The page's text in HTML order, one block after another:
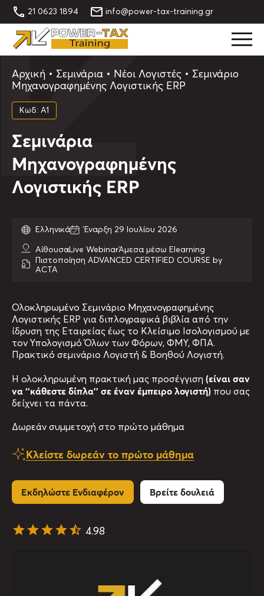
21 0623 1894 info@power-tax-training.gr
Αρχική • Σεμινάρια • Νέοι Λογιστές • Σεμινάριο
Μηχανογραφημένης Λογιστικής ERP
Κωδ: Α1
Σεμινάρια
Μηχανογραφημένης
Λογιστικής ERP
Ελληνικά Έναρξη 29 Ιουλίου 2026
ΑίθουσαLive WebinarΆμεσα μέσω Elearning
Πιστοποίηση ADVANCED CERTIFIED COURSE by
ACTA
Ολοκληρωμένο Σεμινάριο Μηχανογραφημένης
Λογιστικής ERP για διπλογραφικά βιβλία από την
ίδρυση της Εταιρείας έως το Κλείσιμο Ισολογισμού με
τον Υπολογισμό Όλων των Φόρων, ΦΜΥ, ΦΠΑ.
Πρακτικό σεμινάριο Λογιστή & Βοηθού Λογιστή.
Η ολοκληρωμένη πρακτική μας προσέγγιση (είναι σαν
να ‘’κάθεστε δίπλα’’ σε έναν έμπειρο λογιστή) που σας
δείχνει τα πάντα.
Δωρεάν συμμετοχή στο πρώτο μάθημα
Κλείστε δωρεάν το πρώτο μάθημα
Εκδηλώστε Ενδιαφέρον Βρείτε δουλειά
4.98